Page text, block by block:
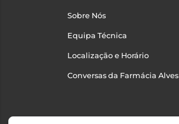
Sobre Nós
Equipa Técnica
Localização e Horário
Conversas da Farmácia Alves